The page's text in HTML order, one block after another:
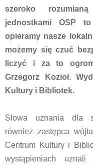
szeroko
jednostkami OSP
opieramy nasze
możemy się czuć
liczyć i za to
Grzegorz Kozioł.
Kultury i Bibliotek.
Słowa uznania dla
również zastępca
Centrum Kultury i
wystąpieniach